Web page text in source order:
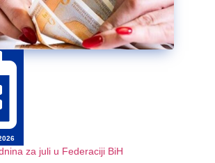
za juli u Federaciji BiH